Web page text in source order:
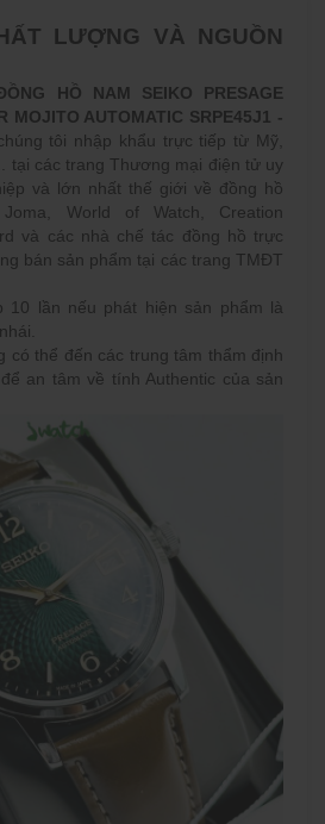
LƯỢNG VÀ NGUỒN
HỒ NAM SEIKO PRESAGE
MOJITO AUTOMATIC SRPE45J1 -
tôi nhập khẩu trực tiếp từ Mỹ,
tại các trang Thương mại điện tử uy
và lớn nhất thế giới về đồng hồ
World of Watch, Creation
và các nhà chế tác đồng hồ trực
bán sản phẩm tại các trang TMĐT
10 lần nếu phát hiện sản phẩm là
có thể đến các trung tâm thẩm định
an tâm về tính Authentic của sản